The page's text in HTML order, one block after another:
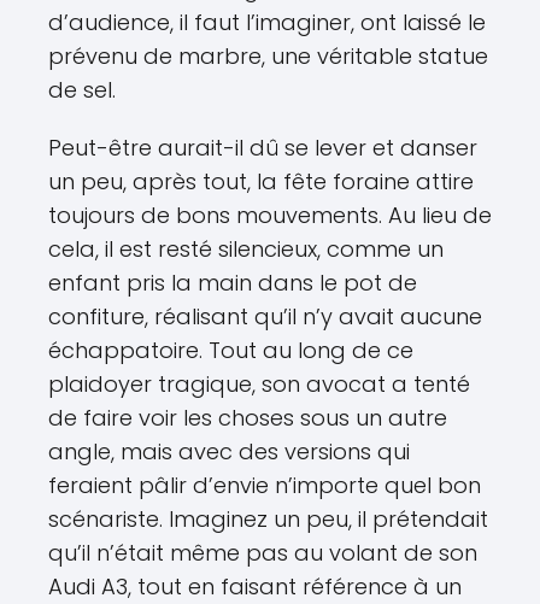
d’audience, il faut l’imaginer, ont laissé le
prévenu de marbre, une véritable statue
de sel.
Peut-être aurait-il dû se lever et danser
un peu, après tout, la fête foraine attire
toujours de bons mouvements. Au lieu de
cela, il est resté silencieux, comme un
enfant pris la main dans le pot de
confiture, réalisant qu’il n’y avait aucune
échappatoire. Tout au long de ce
plaidoyer tragique, son avocat a tenté
de faire voir les choses sous un autre
angle, mais avec des versions qui
feraient pâlir d’envie n’importe quel bon
scénariste. Imaginez un peu, il prétendait
qu’il n’était même pas au volant de son
Audi A3, tout en faisant référence à un